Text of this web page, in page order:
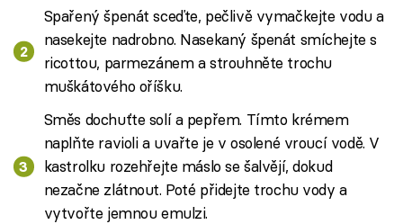
Spařený špenát sceďte, pečlivě vymačkejte vodu a
nasekejte nadrobno. Nasekaný špenát smíchejte s
ricottou, parmezánem a strouhněte trochu
muškátového oříšku.
Směs dochuťte solí a pepřem. Tímto krémem
naplňte ravioli a uvařte je v osolené vroucí vodě. V
kastrolku rozehřejte máslo se šalvějí, dokud
nezačne zlátnout. Poté přidejte trochu vody a
vytvořte jemnou emulzi.